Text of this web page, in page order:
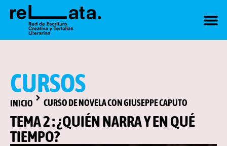
CURSOS
INICIO CURSO DE NOVELA CON GIUSEPPE CAPUTO
TEMA 2 : ¿QUIÉN NARRA Y EN QUÉ
TIEMPO?